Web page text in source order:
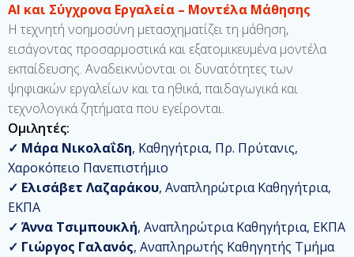
ΑΙ και Σύγχρονα Εργαλεία – Μοντέλα Μάθησης
Η τεχνητή νοημοσύνη μετασχηματίζει τη μάθηση,
εισάγοντας προσαρμοστικά και εξατομικευμένα μοντέλα
εκπαίδευσης. Αναδεικνύονται οι δυνατότητες των
ψηφιακών εργαλείων και τα ηθικά, παιδαγωγικά και
τεχνολογικά ζητήματα που εγείρονται.
Ομιλητές:
✓ Μάρα Νικολαΐδη, Καθηγήτρια, Πρ. Πρύτανις,
Χαροκόπειο Πανεπιστήμιο
✓ Ελισάβετ Λαζαράκου, Αναπληρώτρια Καθηγήτρια,
ΕΚΠΑ
✓ Άννα Τσιμπουκλή, Αναπληρώτρια Καθηγήτρια, ΕΚΠΑ
✓ Γιώργος Γαλανός, Αναπληρωτής Καθηγητής Τμήμα